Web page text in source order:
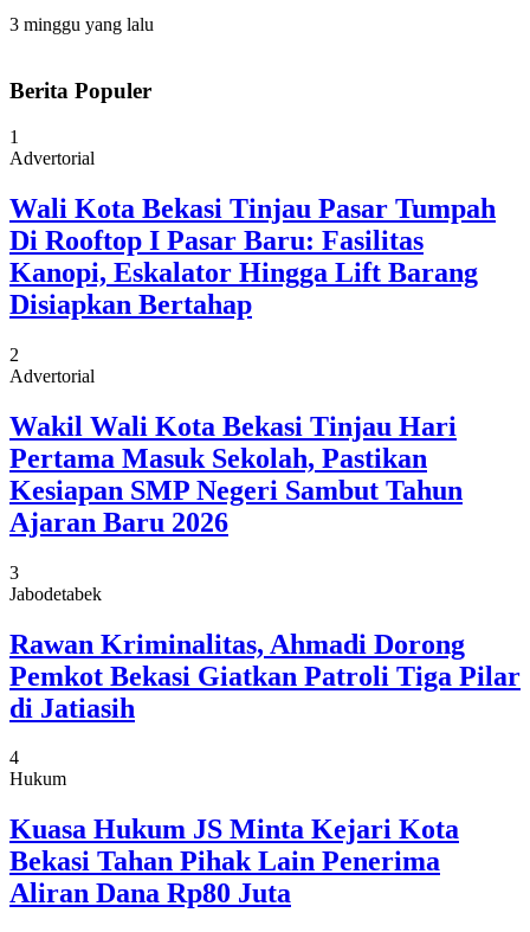
3 minggu yang lalu
Berita Populer
1
Advertorial
Wali Kota Bekasi Tinjau Pasar Tumpah
Di Rooftop I Pasar Baru: Fasilitas
Kanopi, Eskalator Hingga Lift Barang
Disiapkan Bertahap
2
Advertorial
Wakil Wali Kota Bekasi Tinjau Hari
Pertama Masuk Sekolah, Pastikan
Kesiapan SMP Negeri Sambut Tahun
Ajaran Baru 2026
3
Jabodetabek
Rawan Kriminalitas, Ahmadi Dorong
Pemkot Bekasi Giatkan Patroli Tiga Pilar
di Jatiasih
4
Hukum
Kuasa Hukum JS Minta Kejari Kota
Bekasi Tahan Pihak Lain Penerima
Aliran Dana Rp80 Juta